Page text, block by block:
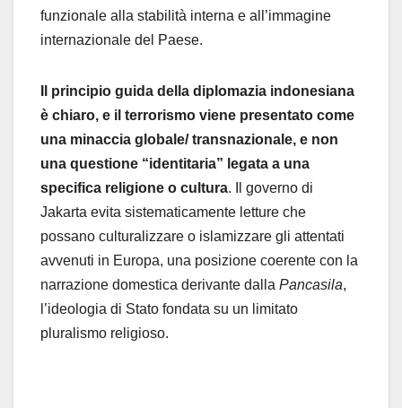
funzionale alla stabilità interna e all’immagine
internazionale del Paese.
Il principio guida della diplomazia indonesiana
è chiaro, e il terrorismo viene presentato come
una minaccia globale/ transnazionale, e non
una questione “identitaria” legata a una
specifica religione o cultura. Il governo di
Jakarta evita sistematicamente letture che
possano culturalizzare o islamizzare gli attentati
avvenuti in Europa, una posizione coerente con la
narrazione domestica derivante dalla Pancasila,
l’ideologia di Stato fondata su un limitato
pluralismo religioso.